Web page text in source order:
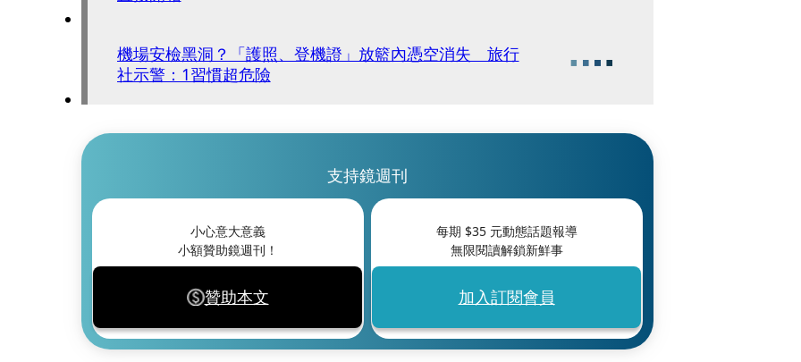
機場安檢黑洞？「護照、登機證」放籃內憑空消失 旅行
社示警：1習慣超危險
支持鏡週刊
小心意大意義
小額贊助鏡週刊！
贊助本文
每期 $35元動態話題報導
無限閱讀解鎖新鮮事
加入訂閱會員